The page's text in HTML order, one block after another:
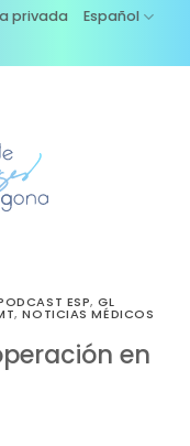
privada
Español
ESP,GL
,NOTICIAS MÉDICOS
en